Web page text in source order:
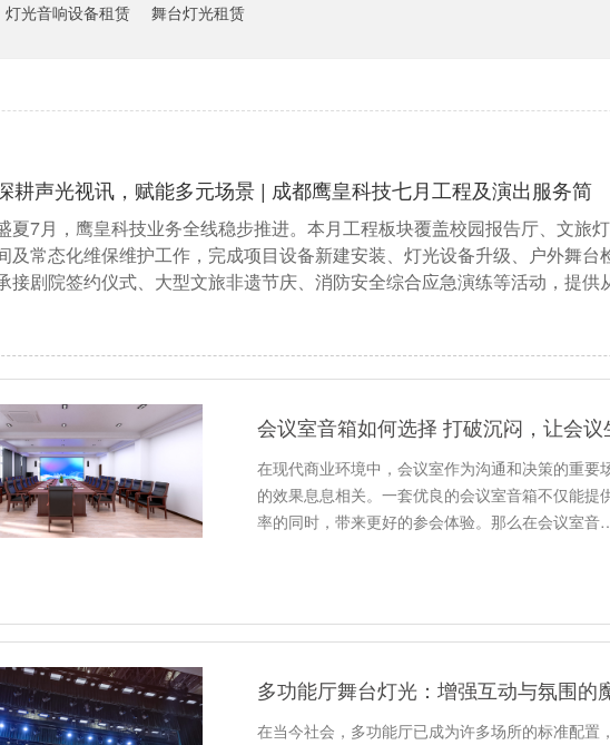
灯光音响设备租赁 舞台灯光租赁
耕声光视讯，赋能多元场景 | 成都鹰皇科技七月工程及演出服务简
夏7月，鹰皇科技业务全线稳步推进。本月工程板块覆盖校园报告厅、文旅
及常态化维保维护工作，完成项目设备新建安装、灯光设备升级、户外舞
接剧院签约仪式、大型文旅非遗节庆、消防安全综合应急演练等活动，提
会议室音箱如何选择 打破沉闷，让会
在现代商业环境中，会议室作为沟通和决策的重要
的效果息息相关。一套优良的会议室音箱不仅能提
率的同时，带来更好的参会体验。那么在会议室音
多功能厅舞台灯光：增强互动与氛围的
在当今社会，多功能厅已成为许多场所的标准配置